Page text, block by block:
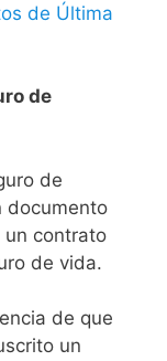
de Última
de
de
documento
un contrato
de vida.
de que
un